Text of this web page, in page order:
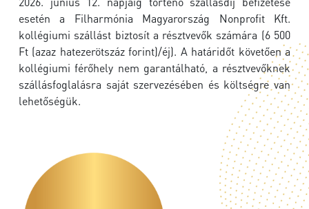
esetén a Filharmónia Magyarország Nonprofit Kft.
kollégiumi szállást biztosít a résztvevők számára (6 500
Ft (azaz hatezerötszáz forint)/éj). A határidőt követően a
kollégiumi férőhely nem garantálható, a résztvevőknek
szállásfoglalásra saját szervezésében és költségre van
lehetőségük.